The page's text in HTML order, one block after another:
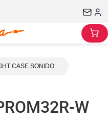
CASE SONIDO
W